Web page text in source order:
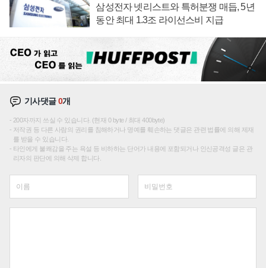
삼성전자 넷리스트와 특허분쟁 매듭, 5년
동안 최대 1.3조 라이선스비 지급
기사댓글0개
200자까지 쓰실 수 있습니다. (현재 0 byte / 최대 400byte)
저작권 등 다른 사람의 권리를 침해하거나 명예를 훼손하는 댓글은 관련 법률에 의해 제재
를 받을 수 있습니다.
타인에게 불쾌감을 주는 욕설 등 비하하는 단어가 내용에 포함되거나 인신공격성 글은 관
리자의 판단에 의해 삭제 합니다.